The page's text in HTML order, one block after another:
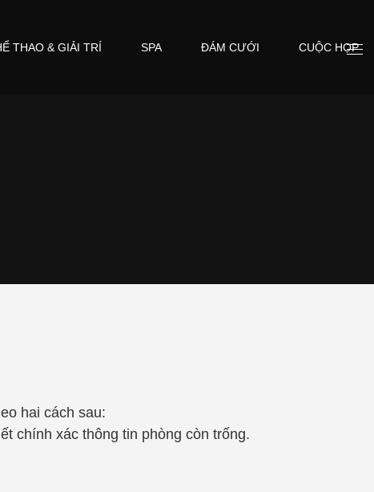
THAO & GIẢI TRÍ SPA ĐÁM CƯỚI CUỘC HỌP
hai cách sau:
chính xác thông tin phòng còn trống.